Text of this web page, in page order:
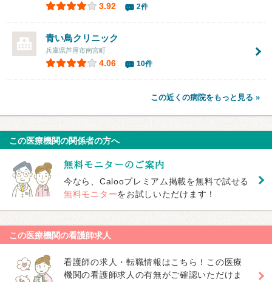
3.92 2件
青い鳥クリニック
兵庫県芦屋市南宮町
4.06 10件
この近くの病院をもっと見る »
この医療機関の関係者の方へ
今なら、Calooプレミアム掲載を無料で試せる
無料モニターをお試しいただけます！
この医療機関の看護師求人
看護師の求人・転職情報はこちら！この医療
機関の看護師求人の有無がご確認いただけま